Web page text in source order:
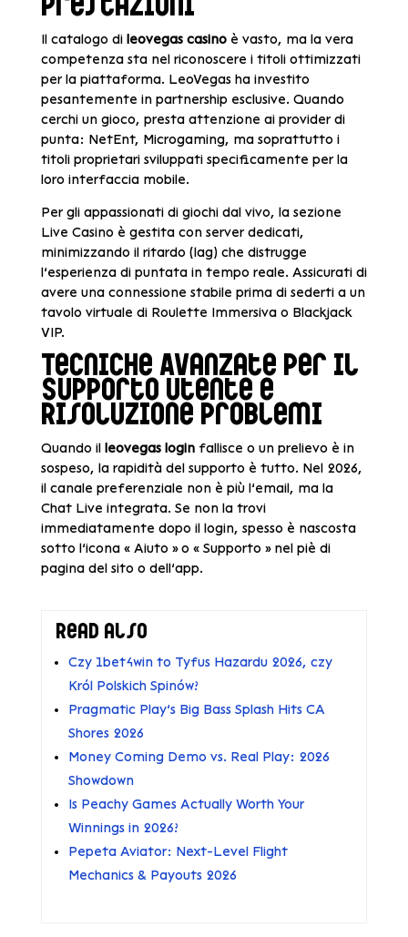
Prestazioni
Il catalogo di leovegas casinoè vasto, ma la vera
competenza sta nel riconoscere i titoli ottimizzati
per la piattaforma. LeoVegas ha investito
pesantemente in partnership esclusive. Quando
cerchi un gioco, presta attenzione ai provider di
punta: NetEnt, Microgaming, ma soprattutto i
titoli proprietari sviluppati specificamente per la
loro interfaccia mobile.
Per gli appassionati di giochi dal vivo, la sezione
Live Casino è gestita con server dedicati,
minimizzando il ritardo (lag) che distrugge
l’esperienza di puntata in tempo reale. Assicurati di
avere una connessione stabile prima di sederti a un
tavolo virtuale di Roulette Immersiva o Blackjack
VIP.
Tecniche Avanzate per il
Supporto Utente e
Risoluzione Problemi
Quando il leovegas loginfallisce o un prelievo è in
sospeso, la rapidità del supporto è tutto. Nel 2026,
il canale preferenziale non è più l’email, ma la
Chat Live integrata. Se non la trovi
immediatamente dopo il login, spesso è nascosta
sotto l’icona « Aiuto » o « Supporto » nel piè di
pagina del sito o dell’app.
Read also
Czy 1bet4win to Tyfus Hazardu 2026, czy
Król Polskich Spinów?
Pragmatic Play’s Big Bass Splash Hits CA
Shores 2026
Money Coming Demo vs. Real Play: 2026
Showdown
Is Peachy Games Actually Worth Your
Winnings in 2026?
Pepeta Aviator: Next-Level Flight
Mechanics & Payouts 2026